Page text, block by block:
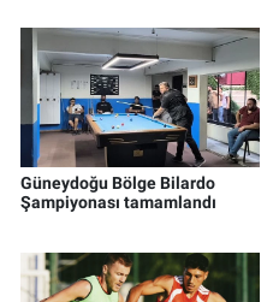
Güneydoğu Bölge Bilardo
Şampiyonası tamamlandı